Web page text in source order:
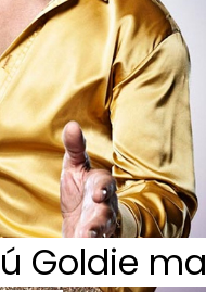
Goldie ma